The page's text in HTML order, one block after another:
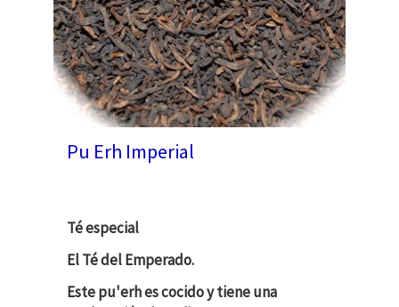
Pu Erh Imperial
Té especial
El Té del Emperado.
Este pu'erh es cocido y tiene una